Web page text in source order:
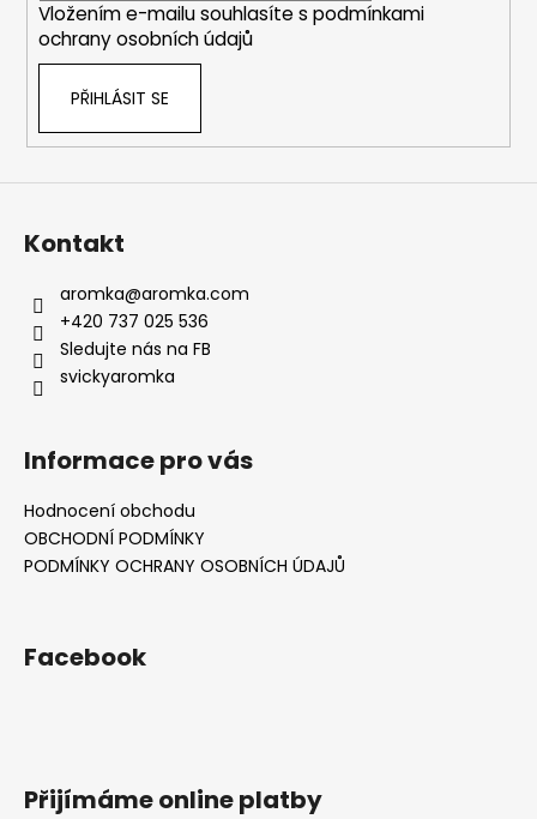
Vložením e-mailu souhlasíte s podmínkami
ochrany osobních údajů
PŘIHLÁSIT SE
Kontakt
aromka@aromka.com
+420 737 025 536
Sledujte nás na FB
svickyaromka
Informace pro vás
Hodnocení obchodu
OBCHODNÍ PODMÍNKY
PODMÍNKY OCHRANY OSOBNÍCH ÚDAJŮ
Facebook
Přijímáme online platby